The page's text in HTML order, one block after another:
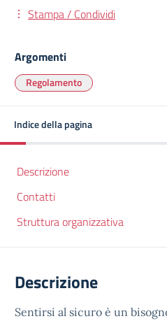
Stampa / Condividi
Argomenti
Regolamento
Indice della pagina
Descrizione
Contatti
Struttura organizzativa
Descrizione
Sentirsi al sicuro è un